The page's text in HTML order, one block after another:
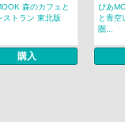
森のカフェと
ストラン 東北版
購入
ぴあ
と青空
圏...